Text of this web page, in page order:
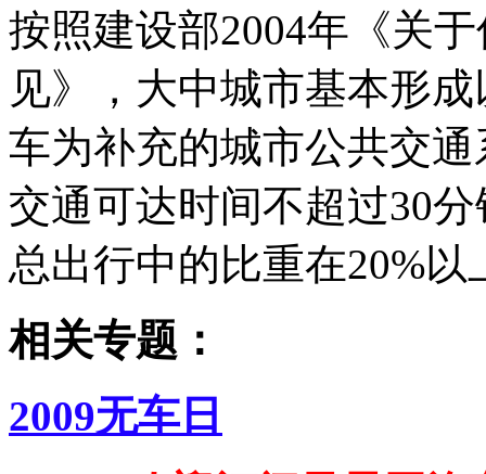
按照建设部2004年《关
见》，大中城市基本形
车为补充的城市公共交
交通可达时间不超过30
总出行中的比重在20%以
相关专题：
2009无车日